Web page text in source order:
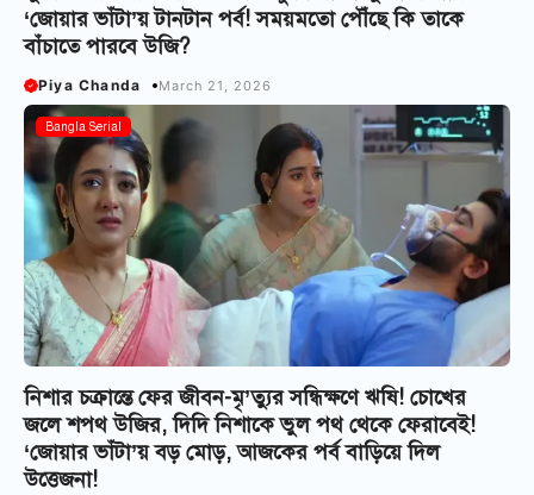
‘জোয়ার ভাঁটা’য় টানটান পর্ব! সময়মতো পৌঁছে কি তাকে
বাঁচাতে পারবে উজি?
Piya Chanda March 21, 2026
Bangla Serial
নিশার চক্রান্তে ফের জীবন-মৃ’ত্যুর সন্ধিক্ষণে ঋষি! চোখের
জলে শপথ উজির, দিদি নিশাকে ভুল পথ থেকে ফেরাবেই!
‘জোয়ার ভাঁটা’য় বড় মোড়, আজকের পর্ব বাড়িয়ে দিল
উত্তেজনা!